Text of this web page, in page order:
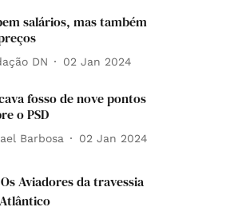
salários, mas também
DN 02 Jan 2024
fosso de nove pontos
o PSD
Barbosa 02 Jan 2024
Os Aviadores da travessia